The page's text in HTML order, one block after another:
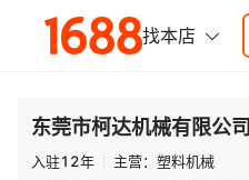
东莞市柯达机械有限公司
入驻12年 主营： 塑料机械